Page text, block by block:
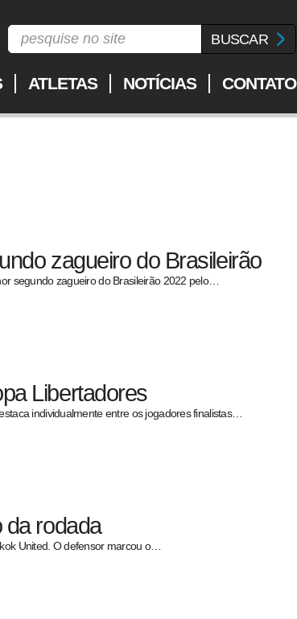
ATLETAS NOTÍCIAS CONTATO
zagueiro do Brasileirão
segundo zagueiro do Brasileirão 2022 pelo…
Libertadores
individualmente entre os jogadores finalistas…
da rodada
United. O defensor marcou o…